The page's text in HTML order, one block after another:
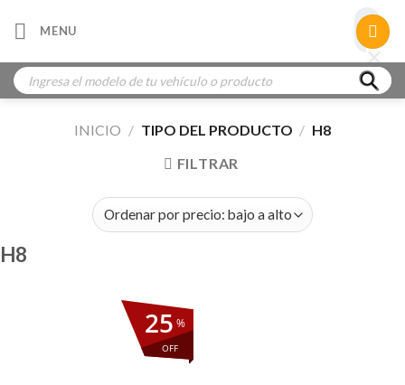
MENU
Búsqueda
de
productos
INICIO / TIPO DEL PRODUCTO / H8
FILTRAR
H8
%
OFF
25
×
×
×